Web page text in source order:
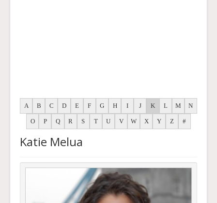
A B C D E F G H I J K L M N
O P Q R S T U V W X Y Z #
Katie Melua